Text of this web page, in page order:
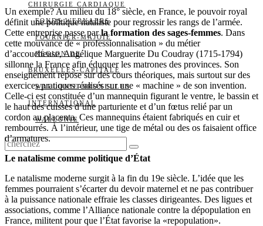
CHIRURGIE CARDIAQUE
FONDS WERNAERS
FOURNIER-MAJOIE
RÉGION DE
BRUXELLES-CAPITALE
WALLONIE-BRUXELLES
INTERNATIONAL
WALLONIE
Un exemple? Au milieu du 18° siècle, en France, le pouvoir royal
définit une politique nataliste pour regrossir les rangs de l’armée.
Cette entreprise passe parla formation des sages-femmes. Dans
cette mouvance de « professionnalisation » du métier
d’accoucheuse, Angélique Marguerite Du Coudray (1715-1794)
sillonne la France afin éduquer les matrones des provinces. Son
enseignement repose sur des cours théoriques, mais surtout sur des
exercices pratiques réalisés sur une « machine » de son invention.
Celle-ci est constituée d’un mannequin figurant le ventre, le bassin et
le haut des cuisses d’une parturiente et d’un fœtus relié par un
cordon au placenta. Ces mannequins étaient fabriqués en cuir et
rembourrés. À l’intérieur, une tige de métal ou des os faisaient office
d’armatures.
Le natalisme comme politique d’État
Le natalisme moderne surgit à la fin du 19e siècle. L’idée que les
femmes pourraient s’écarter du devoir maternel et ne pas contribuer
à la puissance nationale effraie les classes dirigeantes. Des ligues et
associations, comme l’Alliance nationale contre la dépopulation en
France, militent pour que l’État favorise la «repopulation».